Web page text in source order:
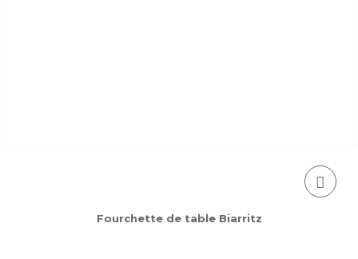
Fourchette de table Biarritz